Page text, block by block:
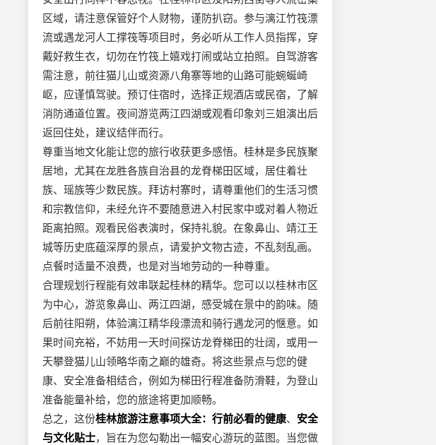
区域，请注意保管好个人财物，谨防扒窃。参与漓江竹筏漂
流或遇龙河人工撑筏等项目时，务必听从工作人员指挥，穿
戴好救生衣，切勿在竹筏上嬉戏打闹或站立拍照。自驾游客
需注意，前往猫儿山或资源八角寨等地的山路可能蜿蜒崎
岖，应谨慎驾驶。预订住宿时，选择正规酒店或民宿，了解
消防通道位置。夜间游览两江四湖或观看印象刘三姐演出后
返回住处，建议结伴而行。
尊重当地文化能让您的旅行收获更多感悟。桂林是多民族聚
居地，尤其在龙胜各族自治县的龙脊梯田区域，居住着壮
族、瑶族等少数民族。拜访村寨时，请尊重他们的生活习惯
和宗教信仰，未经允许不要随意进入村民家中或对着人物近
距离拍照。观看民俗表演时，保持礼貌。在象鼻山、靖江王
城等历史底蕴深厚的景点，请爱护文物古迹，不乱刻乱画。
点餐时适量不浪费，也是对当地劳动的一种尊重。
合理规划行程能有效串联起桂林的精华。您可以以桂林市区
为中心，游览象鼻山、两江四湖，感受城在景中的韵味。随
后前往阳朔，体验漓江精华段漂流和骑行遇龙河的惬意。如
果时间充裕，不妨用一天时间探访龙脊梯田的壮阔，或用一
天攀登猫儿山领略华南之巅的雄奇。将这些景点与您的健
康、安全准备相结合，例如为梯田行程准备防滑鞋，为登山
准备能量补给，您的旅途将更加顺畅。
总之，这份桂林旅游注意事项大全：行前必看的健康、 安全
与文化贴士，旨在为您勾勒出一幅安心游玩的蓝图。当您做